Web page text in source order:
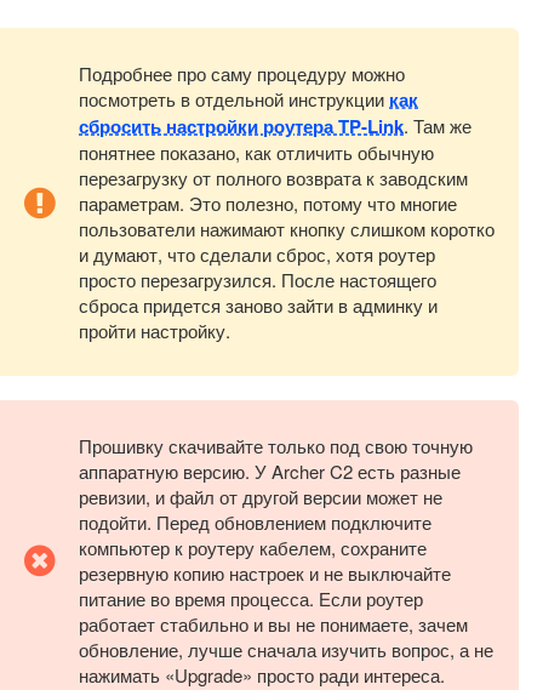
Подробнее про саму процедуру можно
посмотреть в отдельной инструкции как
сбросить настройки роутера TP-Link. Там же
понятнее показано, как отличить обычную
перезагрузку от полного возврата к заводским
параметрам. Это полезно, потому что многие
пользователи нажимают кнопку слишком коротко
и думают, что сделали сброс, хотя роутер
просто перезагрузился. После настоящего
сброса придется заново зайти в админку и
пройти настройку.
Прошивку скачивайте только под свою точную
аппаратную версию. У Archer C2 есть разные
ревизии, и файл от другой версии может не
подойти. Перед обновлением подключите
компьютер к роутеру кабелем, сохраните
резервную копию настроек и не выключайте
питание во время процесса. Если роутер
работает стабильно и вы не понимаете, зачем
обновление, лучше сначала изучить вопрос, а не
нажимать «Upgrade» просто ради интереса.